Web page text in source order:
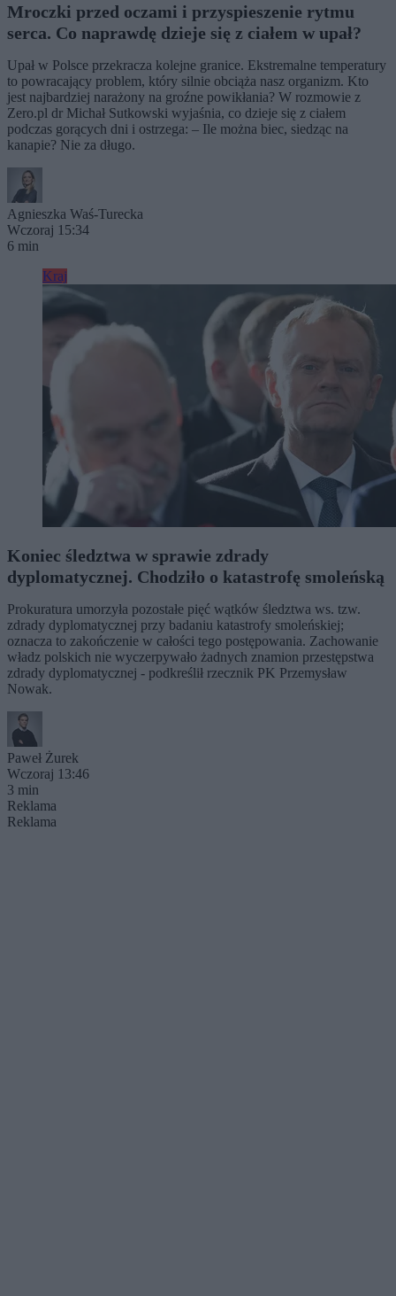
Mroczki przed oczami i przyspieszenie rytmu
serca. Co naprawdę dzieje się z ciałem w upał?
Upał w Polsce przekracza kolejne granice. Ekstremalne temperatury
to powracający problem, który silnie obciąża nasz organizm. Kto
jest najbardziej narażony na groźne powikłania? W rozmowie z
Zero.pl dr Michał Sutkowski wyjaśnia, co dzieje się z ciałem
podczas gorących dni i ostrzega: – Ile można biec, siedząc na
kanapie? Nie za długo.
Agnieszka Waś-Turecka
Wczoraj 15:34
6 min
Kraj
Koniec śledztwa w sprawie zdrady
dyplomatycznej. Chodziło o katastrofę smoleńską
Prokuratura umorzyła pozostałe pięć wątków śledztwa ws. tzw.
zdrady dyplomatycznej przy badaniu katastrofy smoleńskiej;
oznacza to zakończenie w całości tego postępowania. Zachowanie
władz polskich nie wyczerpywało żadnych znamion przestępstwa
zdrady dyplomatycznej - podkreślił rzecznik PK Przemysław
Nowak.
Paweł Żurek
Wczoraj 13:46
3 min
Reklama
Reklama